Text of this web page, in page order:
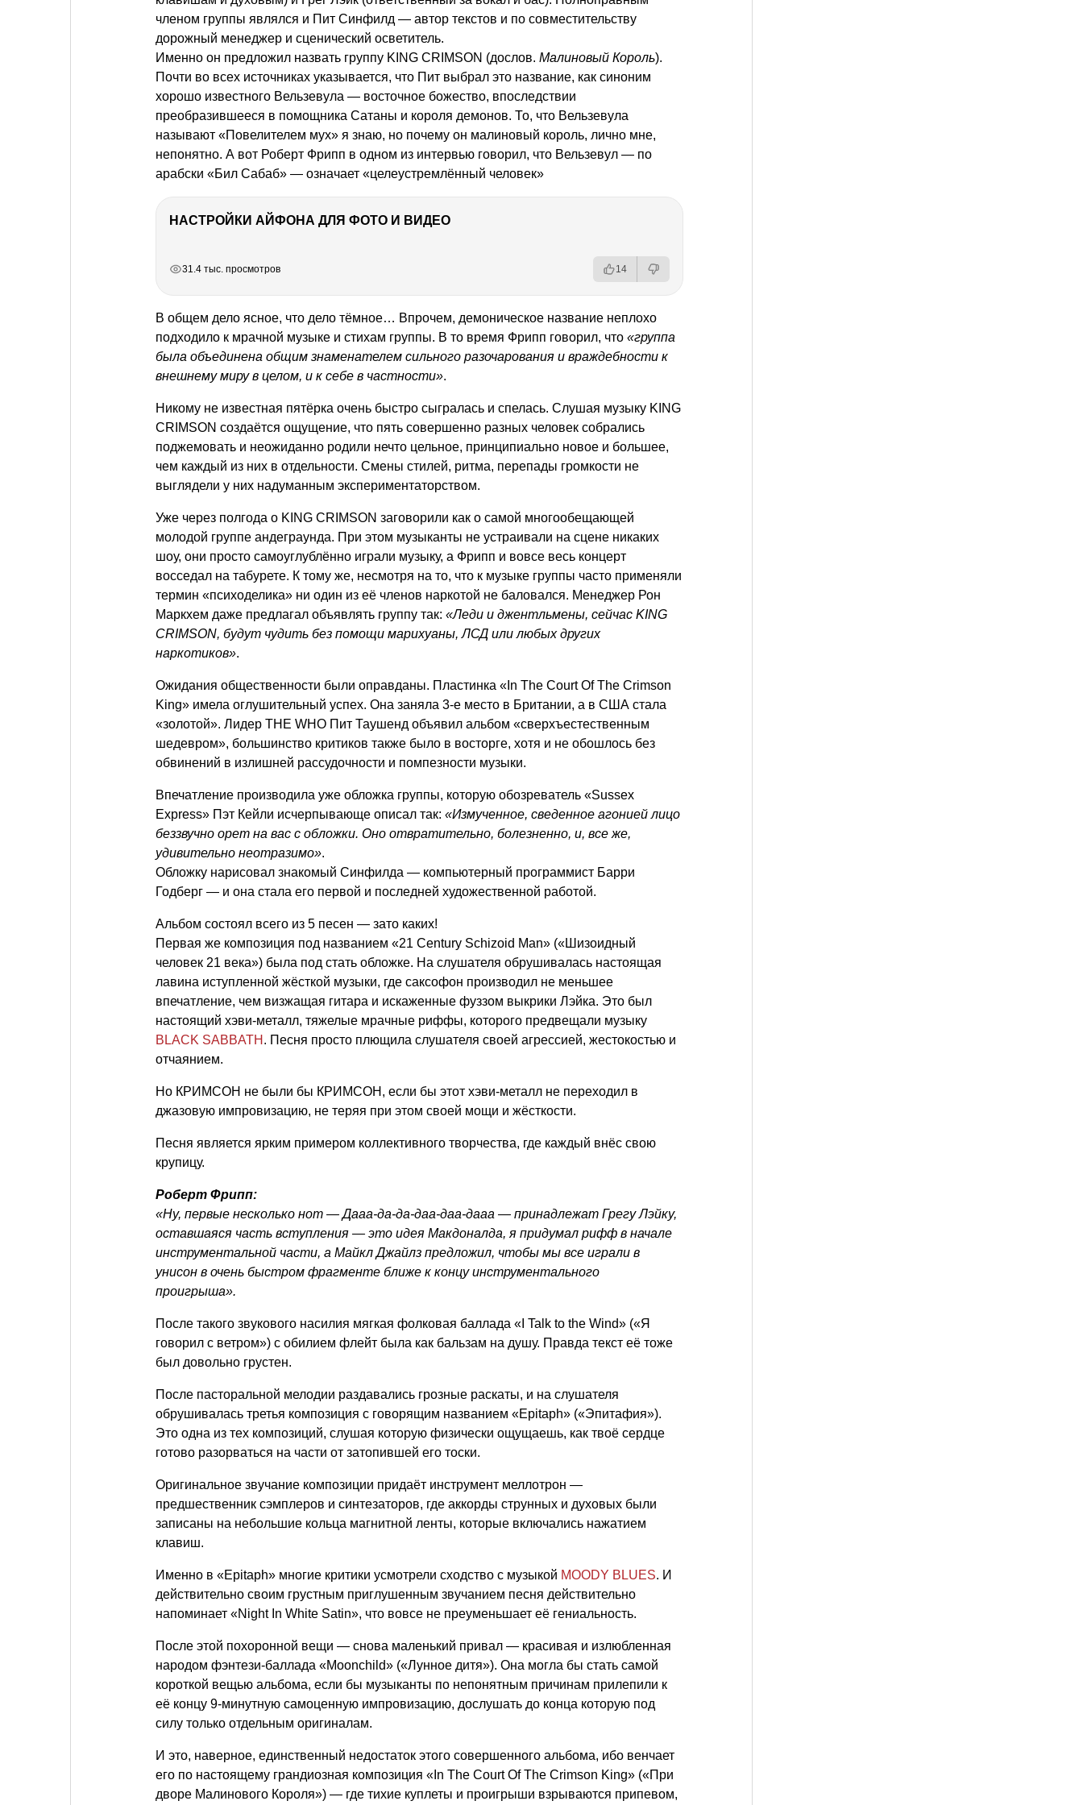
членом группы являлся и Пит Синфилд — автор текстов и по совместительству
дорожный менеджер и сценический осветитель.
Именно он предложил назвать группу KING CRIMSON (дослов. Малиновый Король).
Почти во всех источниках указывается, что Пит выбрал это название, как синоним
хорошо известного Вельзевула — восточное божество, впоследствии
преобразившееся в помощника Сатаны и короля демонов. То, что Вельзевула
называют «Повелителем мух» я знаю, но почему он малиновый король, лично мне,
непонятно. А вот Роберт Фрипп в одном из интервью говорил, что Вельзевул — по
арабски «Бил Сабаб» — означает «целеустремлённый человек»
НАСТРОЙКИ АЙФОНА ДЛЯ ФОТО И ВИДЕО
31.4 тыс. просмотров 14
В общем дело ясное, что дело тёмное… Впрочем, демоническое название неплохо
подходило к мрачной музыке и стихам группы. В то время Фрипп говорил, что «группа
была объединена общим знаменателем сильного разочарования и враждебности к
внешнему миру в целом, и к себе в частности».
Никому не известная пятёрка очень быстро сыгралась и спелась. Слушая музыку KING
CRIMSON создаётся ощущение, что пять совершенно разных человек собрались
поджемовать и неожиданно родили нечто цельное, принципиально новое и большее,
чем каждый из них в отдельности. Смены стилей, ритма, перепады громкости не
выглядели у них надуманным экспериментаторством.
Уже через полгода о KING CRIMSON заговорили как о самой многообещающей
молодой группе андеграунда. При этом музыканты не устраивали на сцене никаких
шоу, они просто самоуглублённо играли музыку, а Фрипп и вовсе весь концерт
восседал на табурете. К тому же, несмотря на то, что к музыке группы часто применяли
термин «психоделика» ни один из её членов наркотой не баловался. Менеджер Рон
Маркхем даже предлагал объявлять группу так: «Леди и джентльмены, сейчас KING
CRIMSON, будут чудить без помощи марихуаны, ЛСД или любых других
наркотиков».
Ожидания общественности были оправданы. Пластинка «In The Court Of The Crimson
King» имела оглушительный успех. Она заняла 3-е место в Британии, а в США стала
«золотой». Лидер THE WHO Пит Таушенд объявил альбом «сверхъестественным
шедевром», большинство критиков также было в восторге, хотя и не обошлось без
обвинений в излишней рассудочности и помпезности музыки.
Впечатление производила уже обложка группы, которую обозреватель «Sussex
Express» Пэт Кейли исчерпывающе описал так: «Измученное, сведенное агонией лицо
беззвучно орет на вас с обложки. Оно отвратительно, болезненно, и, все же,
удивительно неотразимо».
Обложку нарисовал знакомый Синфилда — компьютерный программист Барри
Годберг — и она стала его первой и последней художественной работой.
Альбом состоял всего из 5 песен — зато каких!
Первая же композиция под названием «21 Century Schizoid Man» («Шизоидный
человек 21 века») была под стать обложке. На слушателя обрушивалась настоящая
лавина иступленной жёсткой музыки, где саксофон производил не меньшее
впечатление, чем визжащая гитара и искаженные фуззом выкрики Лэйка. Это был
настоящий хэви-металл, тяжелые мрачные риффы, которого предвещали музыку
BLACK SABBATH . Песня просто плющила слушателя своей агрессией, жестокостью и
отчаянием.
Но КРИМСОН не были бы КРИМСОН, если бы этот хэви-металл не переходил в
джазовую импровизацию, не теряя при этом своей мощи и жёсткости.
Песня является ярким примером коллективного творчества, где каждый внёс свою
крупицу.
Роберт Фрипп:
«Ну, первые несколько нот — Дааа-да-да-даа-даа-дааа — принадлежат Грегу Лэйку,
оставшаяся часть вступления — это идея Макдоналда, я придумал рифф в начале
инструментальной части, а Майкл Джайлз предложил, чтобы мы все играли в
унисон в очень быстром фрагменте ближе к концу инструментального
проигрыша».
После такого звукового насилия мягкая фолковая баллада «I Talk to the Wind» («Я
говорил с ветром») с обилием флейт была как бальзам на душу. Правда текст её тоже
был довольно грустен.
После пасторальной мелодии раздавались грозные раскаты, и на слушателя
обрушивалась третья композиция с говорящим названием «Epitaph» («Эпитафия»).
Это одна из тех композиций, слушая которую физически ощущаешь, как твоё сердце
готово разорваться на части от затопившей его тоски.
Оригинальное звучание композиции придаёт инструмент меллотрон —
предшественник сэмплеров и синтезаторов, где аккорды струнных и духовых были
записаны на небольшие кольца магнитной ленты, которые включались нажатием
клавиш.
Именно в «Epitaph» многие критики усмотрели сходство с музыкой MOODY BLUES. И
действительно своим грустным приглушенным звучанием песня действительно
напоминает «Night In White Satin», что вовсе не преуменьшает её гениальность.
После этой похоронной вещи — снова маленький привал — красивая и излюбленная
народом фэнтези-баллада «Moonchild» («Лунное дитя»). Она могла бы стать самой
короткой вещью альбома, если бы музыканты по непонятным причинам прилепили к
её концу 9-минутную самоценную импровизацию, дослушать до конца которую под
силу только отдельным оригиналам.
И это, наверное, единственный недостаток этого совершенного альбома, ибо венчает
его по настоящему грандиозная композиция «In The Court Of The Crimson King» («При
дворе Малинового Короля») — где тихие куплеты и проигрыши взрываются припевом,